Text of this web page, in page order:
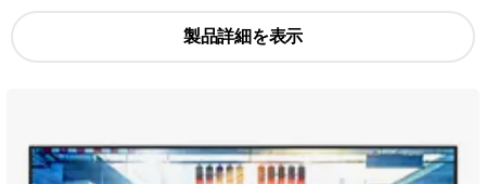
製品詳細を表示